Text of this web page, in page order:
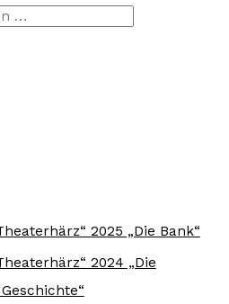
2025 „Die Bank“
2024 „Die